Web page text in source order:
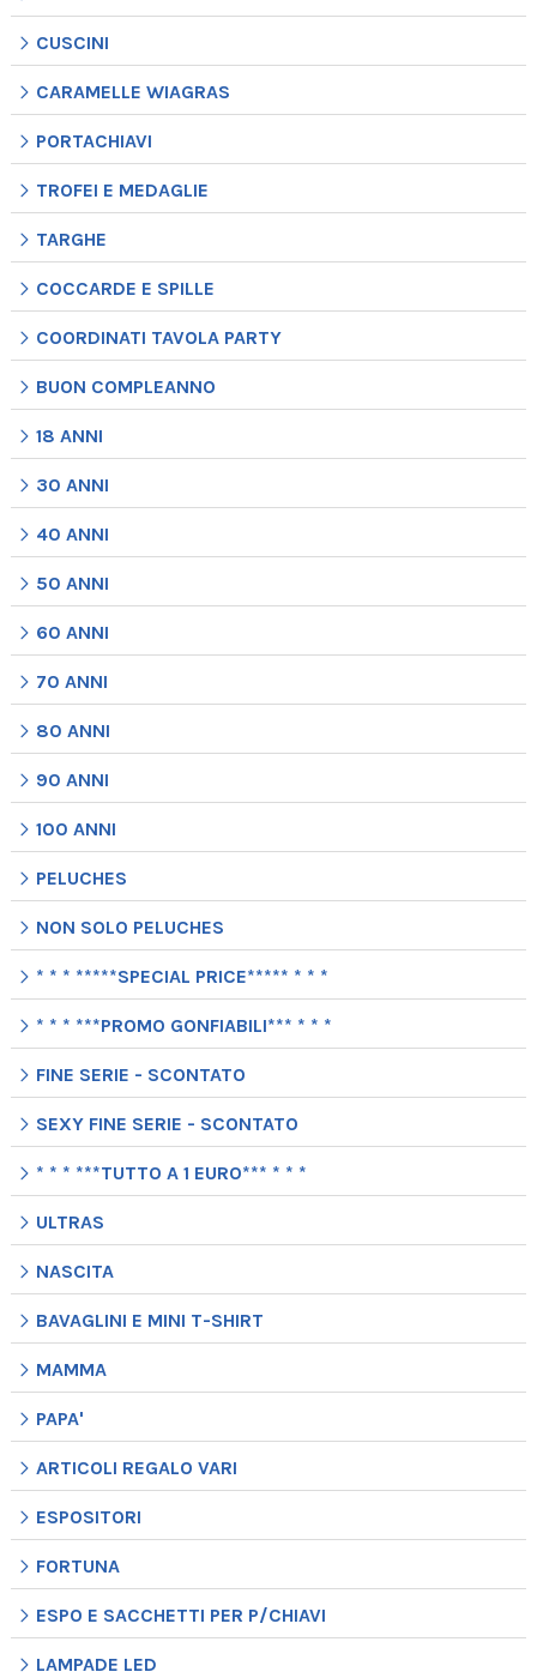
CUSCINI
CARAMELLE WIAGRAS
PORTACHIAVI
TROFEI E MEDAGLIE
TARGHE
COCCARDE E SPILLE
COORDINATI TAVOLA PARTY
BUON COMPLEANNO
18 ANNI
30 ANNI
40 ANNI
50 ANNI
60 ANNI
70 ANNI
80 ANNI
90 ANNI
100 ANNI
PELUCHES
NON SOLO PELUCHES
* * * *****SPECIAL PRICE***** * * *
* * * ***PROMO GONFIABILI*** * * *
FINE SERIE - SCONTATO
SEXY FINE SERIE - SCONTATO
* * * ***TUTTO A 1 EURO*** * * *
ULTRAS
NASCITA
BAVAGLINI E MINI T-SHIRT
MAMMA
PAPA'
ARTICOLI REGALO VARI
ESPOSITORI
FORTUNA
ESPO E SACCHETTI PER P/CHIAVI
LAMPADE LED